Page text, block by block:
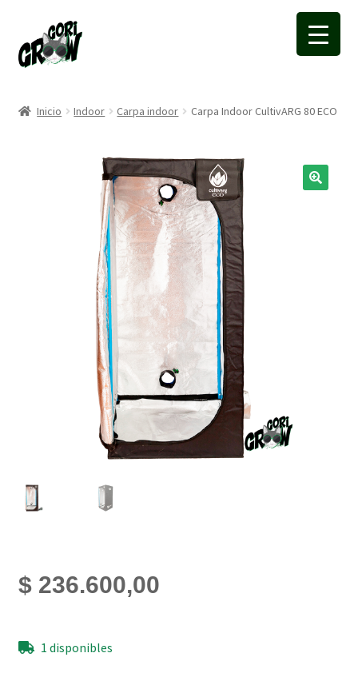
a
la
a
la
Inicio Indoor Carpa indoor Carpa Indoor CultivARG 80 ECO
$236.600,00
1 disponibles